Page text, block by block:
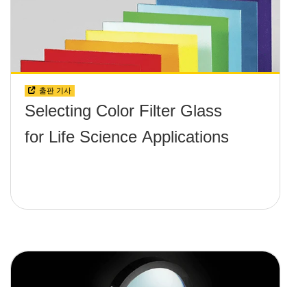
출판 기사
Selecting Color Filter Glass
for Life Science Applications